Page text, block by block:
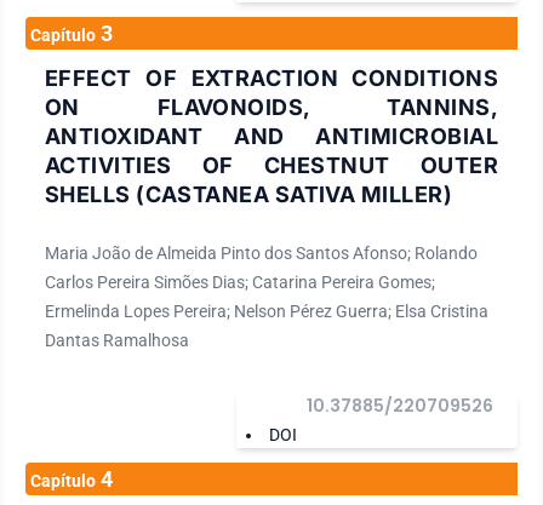
Capítulo 3
EFFECT OF EXTRACTION CONDITIONS
ON FLAVONOIDS, TANNINS,
ANTIOXIDANT AND ANTIMICROBIAL
ACTIVITIES OF CHESTNUT OUTER
SHELLS (CASTANEA SATIVA MILLER)
Maria João de Almeida Pinto dos Santos Afonso; Rolando
Carlos Pereira Simões Dias; Catarina Pereira Gomes;
Ermelinda Lopes Pereira; Nelson Pérez Guerra; Elsa Cristina
Dantas Ramalhosa
DOI
10.37885/220709526
Capítulo 4